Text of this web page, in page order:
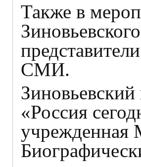
Также в
СМИ.
«Россия
учрежденная